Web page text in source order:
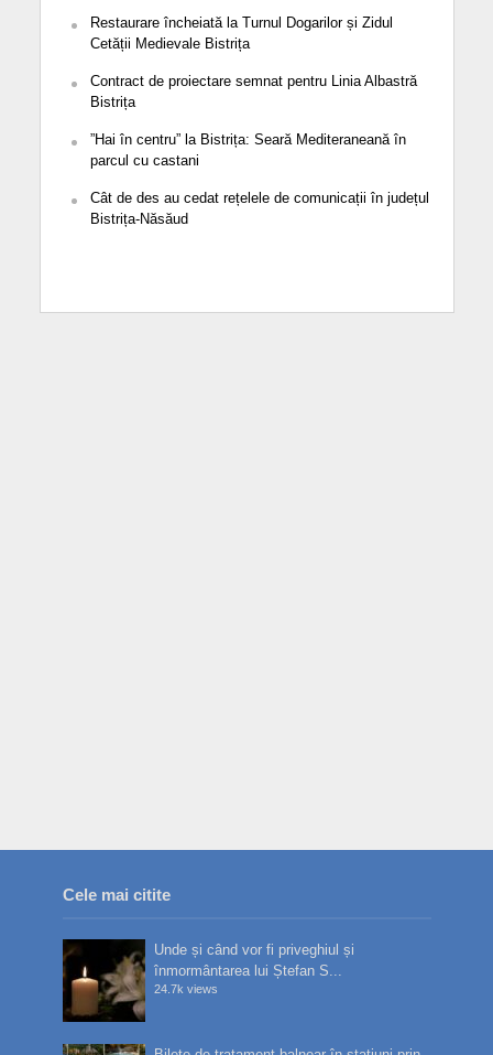
Restaurare încheiată la Turnul Dogarilor și Zidul
Cetății Medievale Bistrița
Contract de proiectare semnat pentru Linia Albastră
Bistrița
”Hai în centru” la Bistrița: Seară Mediteraneană în
parcul cu castani
Cât de des au cedat rețelele de comunicații în județul
Bistrița-Năsăud
Cele mai citite
Unde și când vor fi priveghiul și
înmormântarea lui Ștefan S...
24.7k views